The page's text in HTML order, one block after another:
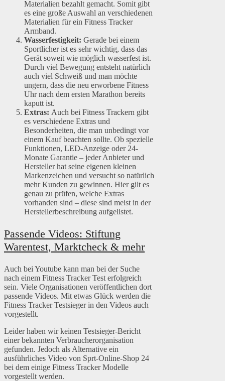
Materialien bezahlt gemacht. Somit gibt
es eine große Auswahl an verschiedenen
Materialien für ein Fitness Tracker
Armband.
Wasserfestigkeit: Gerade bei einem
Sportlicher ist es sehr wichtig, dass das
Gerät soweit wie möglich wasserfest ist.
Durch viel Bewegung entsteht natürlich
auch viel Schweiß und man möchte
ungern, dass die neu erworbene Fitness
Uhr nach dem ersten Marathon bereits
kaputt ist.
Extras: Auch bei Fitness Trackern gibt
es verschiedene Extras und
Besonderheiten, die man unbedingt vor
einem Kauf beachten sollte. Ob spezielle
Funktionen, LED-Anzeige oder 24-
Monate Garantie – jeder Anbieter und
Hersteller hat seine eigenen kleinen
Markenzeichen und versucht so natürlich
mehr Kunden zu gewinnen. Hier gilt es
genau zu prüfen, welche Extras
vorhanden sind – diese sind meist in der
Herstellerbeschreibung aufgelistet.
Passende Videos: Stiftung
Warentest, Marktcheck & mehr
Auch bei Youtube kann man bei der Suche
nach einem Fitness Tracker Test erfolgreich
sein. Viele Organisationen veröffentlichen dort
passende Videos. Mit etwas Glück werden die
Fitness Tracker Testsieger in den Videos auch
vorgestellt.
Leider haben wir keinen Testsieger-Bericht
einer bekannten Verbraucherorganisation
gefunden. Jedoch als Alternative ein
ausführliches Video von Sprt-Online-Shop 24
bei dem einige Fitness Tracker Modelle
vorgestellt werden.